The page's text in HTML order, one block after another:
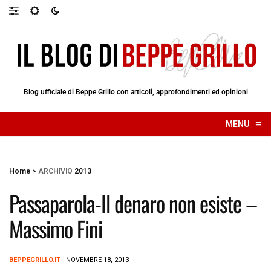
Blog ufficiale di Beppe Grillo con articoli, approfondimenti ed opinioni
MENU ≡
☰
Home > ARCHIVIO 2013
Passaparola-Il denaro non esiste –
Massimo Fini
BEPPEGRILLO.IT - NOVEMBRE 18, 2013